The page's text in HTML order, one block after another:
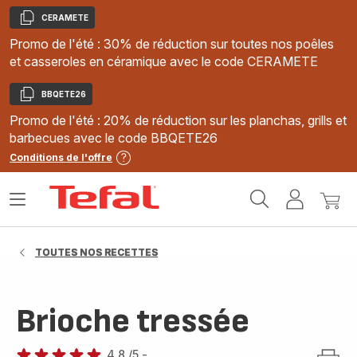
Copier
CERAMETE
Promo de l'été : 30% de réduction sur toutes nos poêles
et casseroles en céramique avec le code CERAMETE
Copier
BBQETE26
Promo de l'été : 20% de réduction sur les planchas, grills et
barbecues avec le code BBQETE26
Conditions de l'offre
MonMon
Ouvrir
TOUTES NOS RECETTES
Brioche tressée
4.8 /5 -